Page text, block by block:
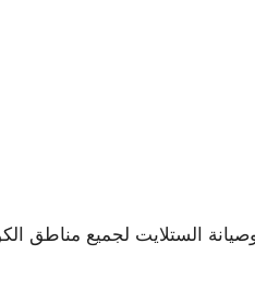
الستلايت لجميع مناطق